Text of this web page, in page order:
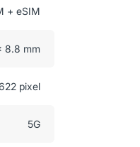
+ eSIM
8.8 mm
pixel
5G